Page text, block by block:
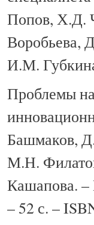
Попов, Х.Д.
Воробьева,
И.М.
Проблемы
Башмаков,
М.Н.
Кашапова.
– 52 с. –